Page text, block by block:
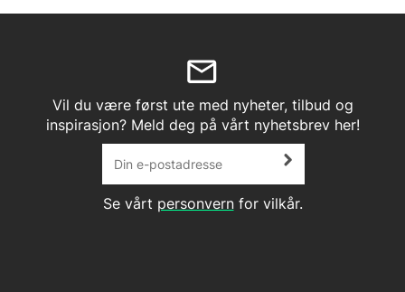
Vil du være først ute med nyheter, tilbud og
inspirasjon? Meld deg på vårt nyhetsbrev her!
Se vårt personvernfor vilkår.